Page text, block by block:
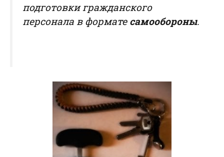
подготовки гражданского
персонала в формате самообороны.